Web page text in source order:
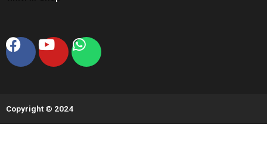
Facebook
YoutubeWhatsapp
Copyright © 2024